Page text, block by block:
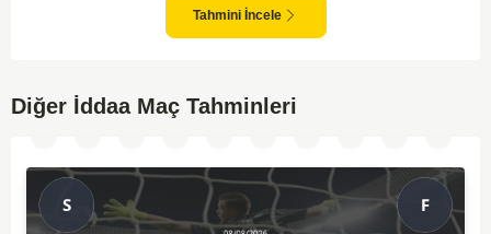
alındığında, maçın dengede geçmesi olasıdır ve her iki tarafın da gol
şansı bulunmaktadır. Özellikle Jaro'nun savunma zaafları ve VPS'nin hızlı
Tahmini İncele
Diğer İddaa Maç Tahminleri